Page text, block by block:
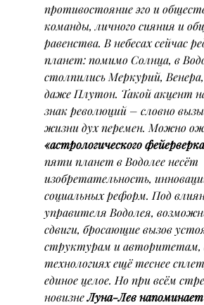
противостояние эго и
команды, личного сияния и
равенства. В небесах сейчас
планет: помимо Солнца, в
столпились Меркурий,
даже Плутон. Такой акцент
знак революций – словно
жизни дух перемен. Можно
«астрологического
пяти планет в Водолее несёт
изобретательность,
социальных реформ. Под
управителя Водолея,
сдвиги, бросающие вызов
структурам и авторитетам,
технологиях ещё теснее
единое целое. Но при всём
новизне Луна-Лев напоминает